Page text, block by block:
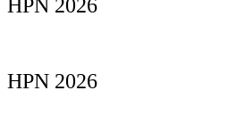
HPN 2026
HPN 2026